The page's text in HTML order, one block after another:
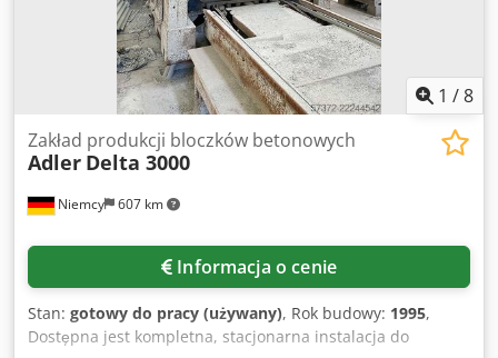
1 /8
Niemcy 607 km
Zakład produkcji bloczków betonowych
Adler Delta 3000
Informacja o cenie
Stan: gotowy do pracy (używany), Rok budowy: 1995,
Dostępna jest kompletna, stacjonarna instalacja do